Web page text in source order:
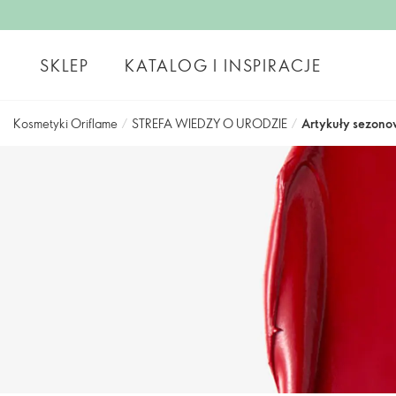
SKLEP KATALOG I INSPIRACJE
Kosmetyki Oriflame / STREFA WIEDZY O URODZIE / Artykuły